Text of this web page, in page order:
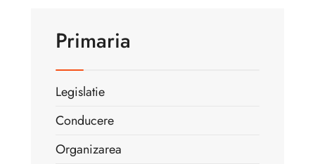
Primaria
Legislatie
Conducere
Organizarea